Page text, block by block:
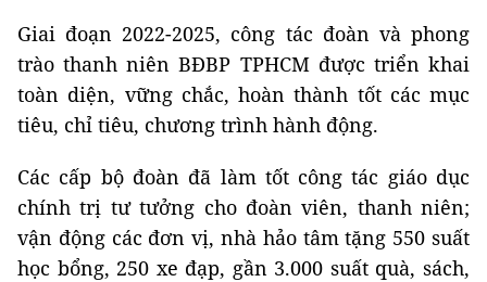
Giai đoạn 2022-2025, công tác đoàn và phong
trào thanh niên BĐBP TPHCM được triển khai
toàn diện, vững chắc, hoàn thành tốt các mục
tiêu, chỉ tiêu, chương trình hành động.
Các cấp bộ đoàn đã làm tốt công tác giáo dục
chính trị tư tưởng cho đoàn viên, thanh niên;
vận động các đơn vị, nhà hảo tâm tặng 550 suất
học bổng, 250 xe đạp, gần 3.000 suất quà, sách,